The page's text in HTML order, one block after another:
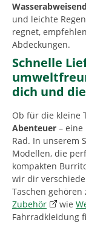
und leichte
regnet,
Abdeckungen.
Schnelle
dich und
Ob für die kleine
Abenteuer – eine
Rad. In unserem
Modellen, die
kompakten
wir dir
Taschen
Zubehör
wie
Fahrradkleidung